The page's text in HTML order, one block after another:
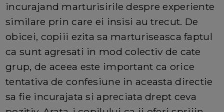
incurajand marturisirile despre experiente
similare prin care ei insisi au trecut. De
obicei, copiii ezita sa marturiseasca faptul
ca sunt agresati in mod colectiv de cate
grup, de aceea este important ca orice
tentativa de confesiune in aceasta directie
sa fie incurajata si apreciata drept ceva